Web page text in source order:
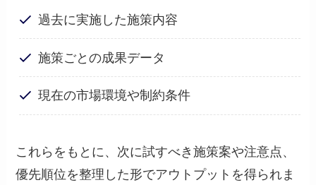
過去に実施した施策内容
施策ごとの成果データ
現在の市場環境や制約条件
これらをもとに、次に試すべき施策案や注意点、
優先順位を整理した形でアウトプットを得られま